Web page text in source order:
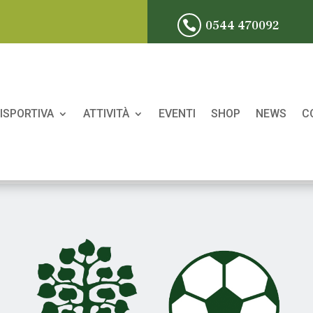
 0544 470092
ATTIVITÀ EVENTI SHOP NEWS